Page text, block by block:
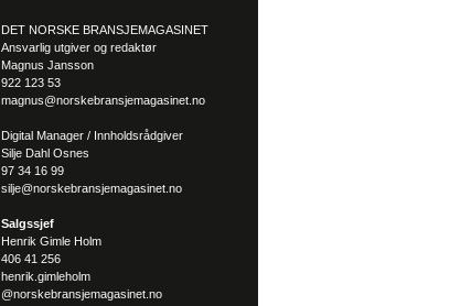
DET NORSKE BRANSJEMAGASINET
Ansvarlig utgiver og redaktør
Magnus Jansson
922 123 53
magnus@norskebransjemagasinet.no
Digital Manager / Innholdsrådgiver
Silje Dahl Osnes
97 34 16 99
silje@norskebransjemagasinet.no
Salgssjef
Henrik Gimle Holm
406 41 256
henrik.gimleholm
@norskebransjemagasinet.no